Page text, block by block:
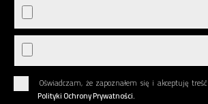
Oświadczam, że zapoznałem się i akceptuję treść
Polityki Ochrony Prywatności.